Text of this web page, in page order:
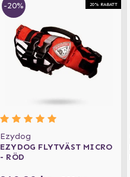
20% RABATT
-20%
Ezydog
EZYDOG FLYTVÄST MICRO
- RÖD